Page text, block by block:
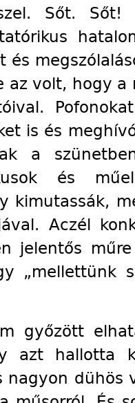
Sőt.
és
az volt, hogy
is és
a
és
kimutassák,
Aczél
jelentős
„mellettünk
győzött
azt hallotta
nagyon